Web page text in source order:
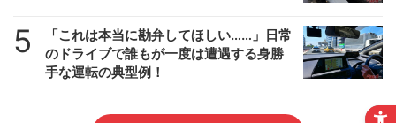
5
「これは本当に勘弁してほしい……」日常
のドライブで誰もが一度は遭遇する身勝
手な運転の典型例！